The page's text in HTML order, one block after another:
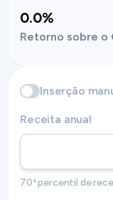
0.0%
Retorno sobre o
Inserção
Receita anual
70º percentil de